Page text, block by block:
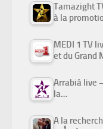
Tamazight
à la
MEDI 1 TV
et du Grand
Arrabiâ live
la…
A la